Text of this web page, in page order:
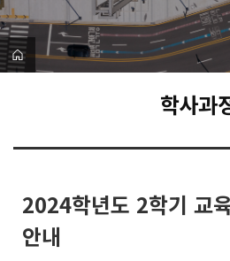
학사과
2024학년도 2학기 교
안내